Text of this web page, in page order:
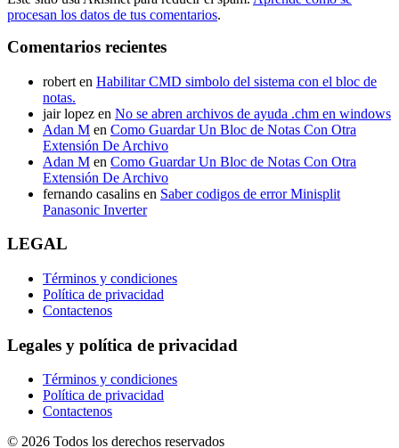
procesan los datos de tus comentarios.
Comentarios recientes
robert en Habilitar CMD simbolo del sistema con el bloc de
notas.
jair lopez en No se abren archivos de ayuda .chm en windows
Adan M en Como Guardar Un Bloc de Notas Con Otra
Extensión De Archivo
Adan M en Como Guardar Un Bloc de Notas Con Otra
Extensión De Archivo
fernando casalins en Saber codigos de error Minisplit
Panasonic Inverter
LEGAL
Términos y condiciones
Política de privacidad
Contactenos
Legales y política de privacidad
Términos y condiciones
Política de privacidad
Contactenos
© 2026 Todos los derechos reservados